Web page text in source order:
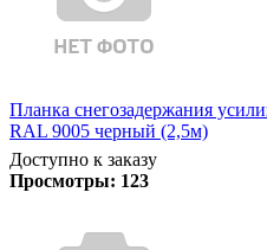
Планка снегозадержания
RAL 9005 черный (2,5м)
Доступно к заказу
Просмотры: 123